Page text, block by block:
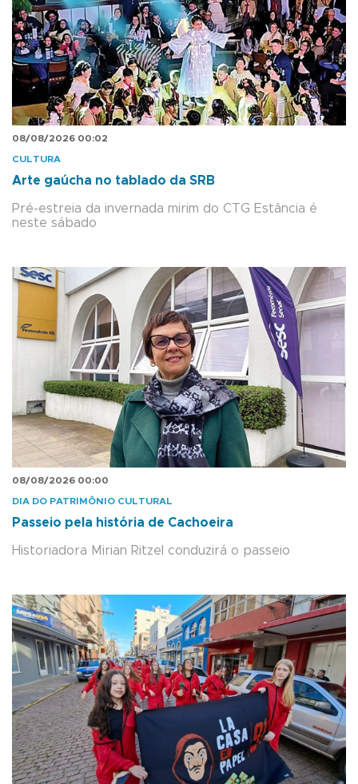
08/08/2026 00:02
CULTURA
Arte gaúcha no tablado da SRB
Pré-estreia da invernada mirim do CTG Estância é
neste sábado
08/08/2026 00:00
DIA DO PATRIMÔNIO CULTURAL
Passeio pela história de Cachoeira
Historiadora Mirian Ritzel conduzirá o passeio